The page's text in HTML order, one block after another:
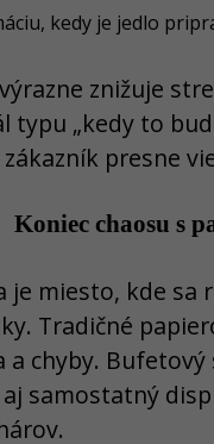
kedy je jedlo
znižuje
typu „kedy to
presne
Koniec chaosu s
je miesto, kde sa
Tradičné
a chyby.
samostatný